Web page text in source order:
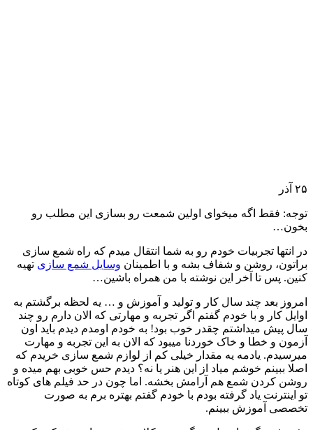
۲۵ آذر
توجه: فقط اگه میخوای اولین شمعت رو بسازی این مطلب رو
بخون…
در انتها تجربیات خودم رو به شما انتقال میدم که راه شمع سازی
براتون، روشن و شفاف بشه و با اطمینان وسایل شمع سازی تهیه
کنین. پس تا آخر این نوشته با من همراه باشین…
امروز بعد چند سال کار و تولید و آموزش و … یه لحظه برگشتم به
اوایل کار و با خودم گفتم اگر تجربه و مهارتی که الان دارم رو چند
سال پیش میداشتم چقدر خوب بود! به خودم اومدم دیدم باید اون
آزمون و خطا و خاک خوردنا میبود که الان به این تجربه و مهارت
میرسیدم. یادمه یه مقدار خیلی کم از لوازم شمع سازی خریدم که
اصلا ببینم خوشم میاد از این هنر یا نه؟ دیدم حس خوبی بهم میده و
روشن کردن شمع هم آرامش بخشه. اما چون در حد فیلم های کوتاه
تو اینترنت یاد گرفته بودم با خودم گفتم بهتره برم به صورت
تخصصی آموزش ببینم.